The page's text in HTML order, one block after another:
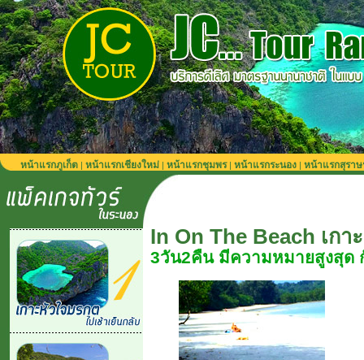
หน้าแรกภูเก็ต | หน้าแรกเชียงใหม่ | หน้าแรกชุมพร| หน้าแรกระนอง | หน้าแรกสุราษ
In On The Beach เกา
3วัน2คืน มีความหมายสูงสุด